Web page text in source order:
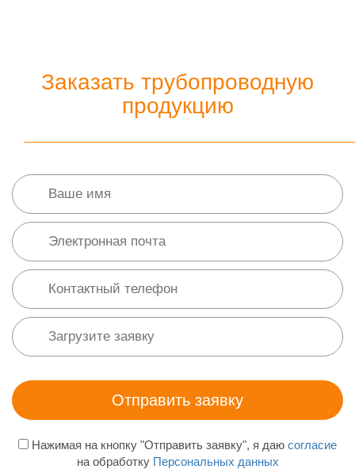
Заказать трубопроводную
продукцию
Нажимая на кнопку "Отправить заявку", я даю согласие
на обработку Персональных данных